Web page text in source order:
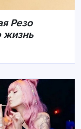
Резо
жизнь